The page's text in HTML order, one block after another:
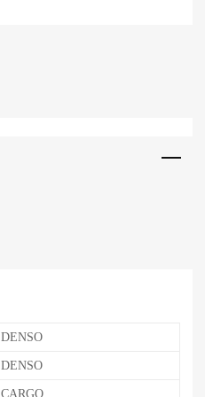
DENSO
DENSO
CARGO